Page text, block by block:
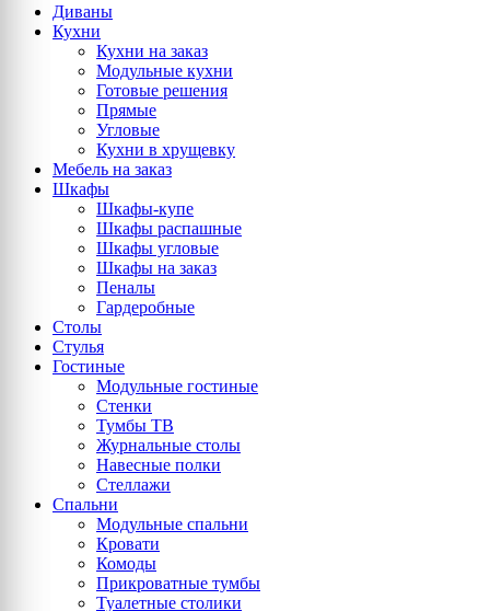
Диваны
Кухни
Кухни на заказ
Модульные кухни
Готовые решения
Прямые
Угловые
Кухни в хрущевку
Мебель на заказ
Шкафы
Шкафы-купе
Шкафы распашные
Шкафы угловые
Шкафы на заказ
Пеналы
Гардеробные
Столы
Стулья
Гостиные
Модульные гостиные
Стенки
Тумбы ТВ
Журнальные столы
Навесные полки
Стеллажи
Спальни
Модульные спальни
Кровати
Комоды
Прикроватные тумбы
Туалетные столики